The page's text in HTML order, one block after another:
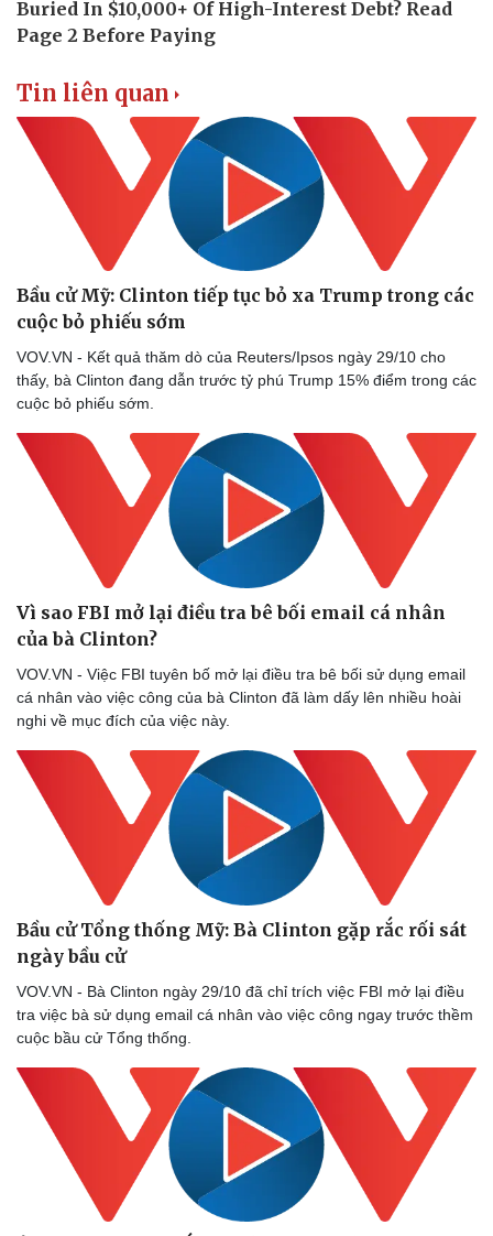
Thể thao
Lịch thi đấu bóng đá
Thế giới thể thao
eSports
Hậu trường
Xe máy
Tư vấn
Tin liên quan
Bầu cử Mỹ: Clinton tiếp tục bỏ xa Trump trong các
cuộc bỏ phiếu sớm
VOV.VN - Kết quả thăm dò của Reuters/Ipsos ngày 29/10 cho
thấy, bà Clinton đang dẫn trước tỷ phú Trump 15% điểm trong các
cuộc bỏ phiếu sớm.
Vì sao FBI mở lại điều tra bê bối email cá nhân
của bà Clinton?
VOV.VN - Việc FBI tuyên bố mở lại điều tra bê bối sử dụng email
cá nhân vào việc công của bà Clinton đã làm dấy lên nhiều hoài
nghi về mục đích của việc này.
Bầu cử Tổng thống Mỹ: Bà Clinton gặp rắc rối sát
ngày bầu cử
VOV.VN - Bà Clinton ngày 29/10 đã chỉ trích việc FBI mở lại điều
tra việc bà sử dụng email cá nhân vào việc công ngay trước thềm
cuộc bầu cử Tổng thống.